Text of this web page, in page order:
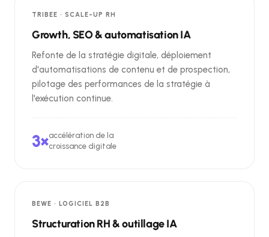
TRIBEE · SCALE-UP RH
Growth, SEO & automatisation IA
Refonte de la stratégie digitale, déploiement
d'automatisations de contenu et de prospection,
pilotage des performances de la stratégie à
l'exécution continue.
3×accélération de la
croissance digitale
BEWE · LOGICIEL B2B
Structuration RH & outillage IA